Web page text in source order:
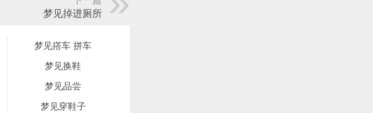
梦见掉进厕所
梦见撘车 拼车
梦见换鞋
梦见品尝
梦见穿鞋子